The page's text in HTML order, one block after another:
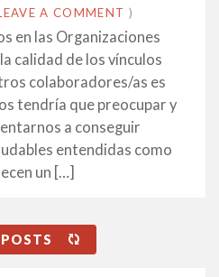
A COMMENT )
en las Organizaciones
calidad de los vínculos
colaboradores/as es
tendría que preocupar y
a conseguir
entendidas como
un […]